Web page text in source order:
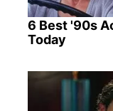
6 Best '90s
Today